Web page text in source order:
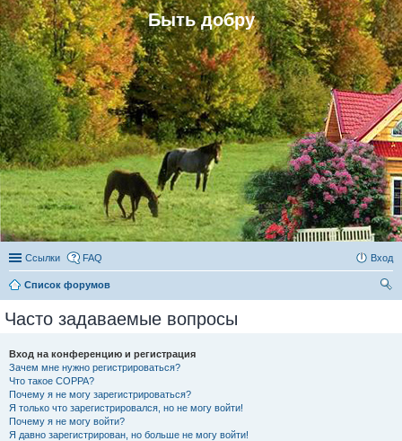
Быть добру
Ссылки FAQ Вход
Список форумов
Часто задаваемые вопросы
Вход на конференцию и регистрация
Зачем мне нужно регистрироваться?
Что такое COPPA?
Почему я не могу зарегистрироваться?
Я только что зарегистрировался, но не могу войти!
Почему я не могу войти?
Я давно зарегистрирован, но больше не могу войти!